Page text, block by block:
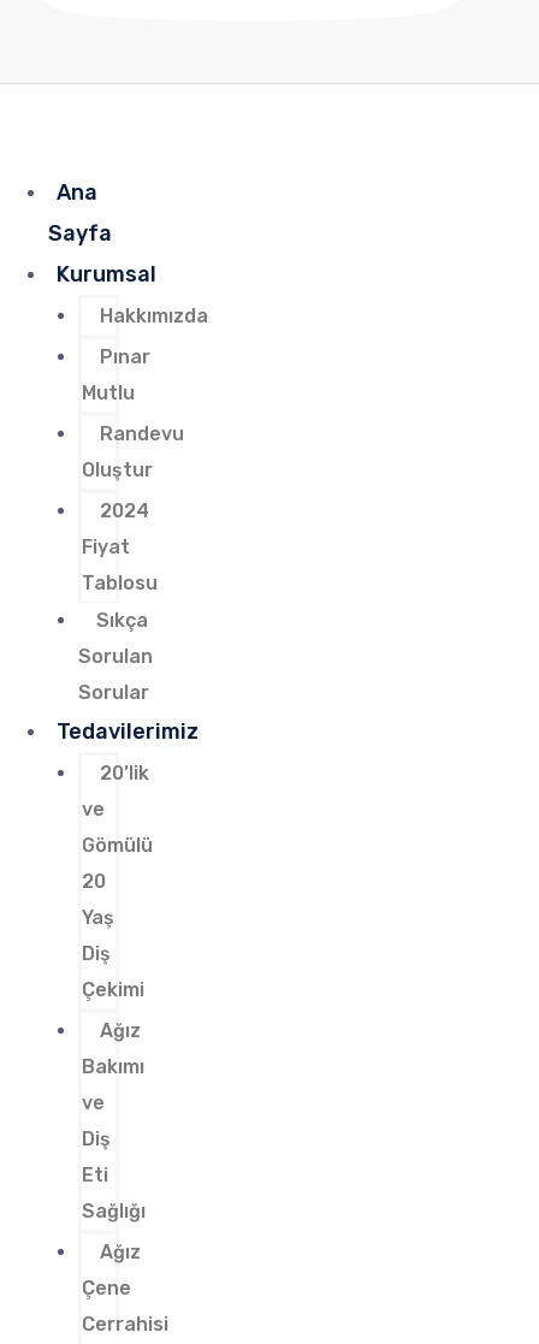
Ana
Sayfa
Kurumsal
Hakkımızda
Pınar
Mutlu
Randevu
Oluştur
2024
Fiyat
Tablosu
Sıkça
Sorulan
Sorular
Tedavilerimiz
20’lik
ve
Gömülü
20
Yaş
Diş
Çekimi
Ağız
Bakımı
ve
Diş
Eti
Sağlığı
Ağız
Çene
Cerrahisi